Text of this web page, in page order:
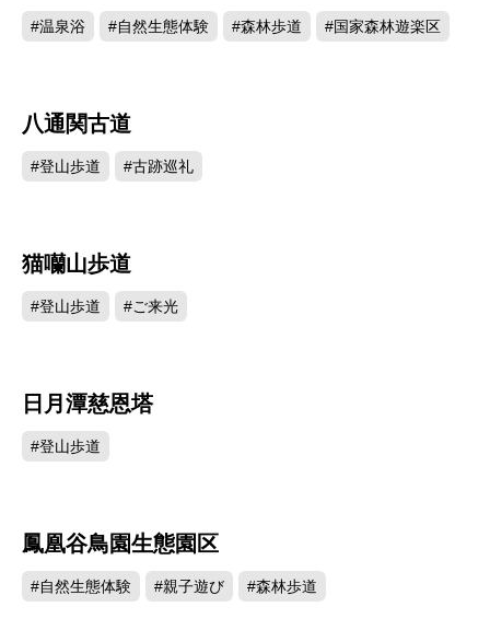
#温泉浴 #自然生態体験 #森林歩道 #国家森林遊楽区
八通関古道
#登山歩道 #古跡巡礼
猫囒山歩道
#登山歩道 #ご来光
日月潭慈恩塔
#登山歩道
鳳凰谷鳥園生態園区
#自然生態体験 #親子遊び #森林歩道